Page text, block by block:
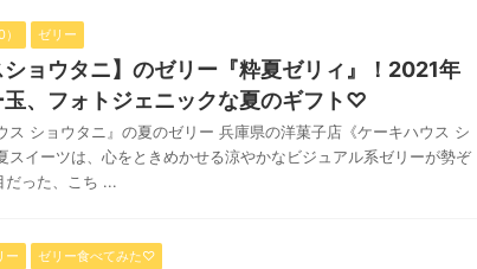
ゼリー
ショウタニ】のゼリー『粋夏ゼリィ』！2021年
玉、フォトジェニックな夏のギフト♡
ス ショウタニ』の夏のゼリー 兵庫県の洋菓子店《ケーキハウス シ
スイーツは、心をときめかせる涼やかなビジュアル系ゼリーが勢ぞ
った、こち ...
ー ゼリー食べてみた♡